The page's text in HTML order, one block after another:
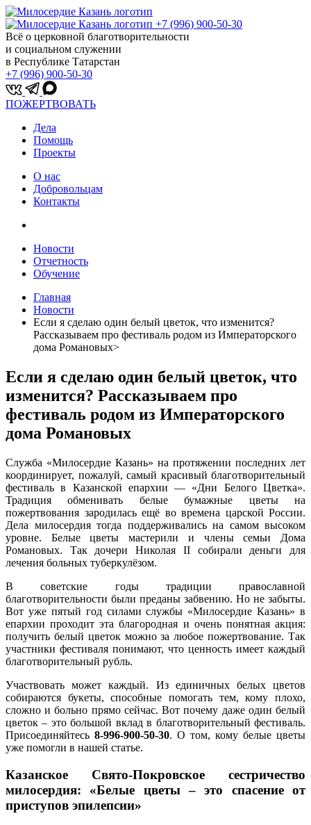
+7 (996) 900-50-30
Всё о церковной благотворительности
и социальном служении
в Республике Татарстан
+7 (996) 900-50-30
ПОЖЕРТВОВАТЬ
Дела
Помощь
Проекты
О нас
Добровольцам
Контакты
Новости
Отчетность
Обучение
Главная
Новости
Если я сделаю один белый цветок, что изменится?
Рассказываем про фестиваль родом из Императорского
дома Романовых>
Если я сделаю один белый цветок, что
изменится? Рассказываем про
фестиваль родом из Императорского
дома Романовых
Служба «Милосердие Казань» на протяжении последних лет
координирует, пожалуй, самый красивый благотворительный
фестиваль в Казанской епархии — «Дни Белого Цветка».
Традиция обменивать белые бумажные цветы на
пожертвования зародилась ещё во времена царской России.
Дела милосердия тогда поддерживались на самом высоком
уровне. Белые цветы мастерили и члены семьи Дома
Романовых. Так дочери Николая II собирали деньги для
лечения больных туберкулёзом.
В советские годы традиции православной
благотворительности были преданы забвению. Но не забыты.
Вот уже пятый год силами службы «Милосердие Казань» в
епархии проходит эта благородная и очень понятная акция:
получить белый цветок можно за любое пожертвование. Так
участники фестиваля понимают, что ценность имеет каждый
благотворительный рубль.
Участвовать может каждый. Из единичных белых цветов
собираются букеты, способные помогать тем, кому плохо,
сложно и больно прямо сейчас. Вот почему даже один белый
цветок – это большой вклад в благотворительный фестиваль.
Присоединяйтесь 8-996-900-50-30. О том, кому белые цветы
уже помогли в нашей статье.
Казанское Свято-Покровское сестричество
милосердия: «Белые цветы – это спасение от
приступов эпилепсии»